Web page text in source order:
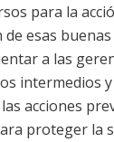
para la
esas
a las
intermedios
acciones
proteger la